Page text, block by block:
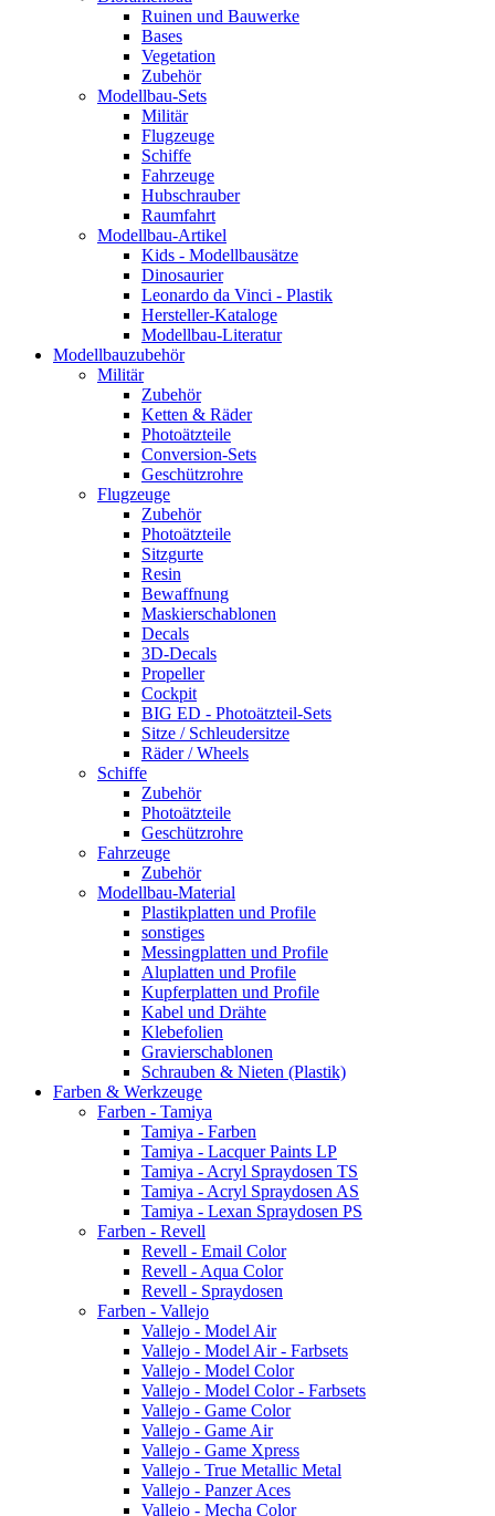
Ruinen und Bauwerke
Bases
Vegetation
Zubehör
Modellbau-Sets
Militär
Flugzeuge
Schiffe
Fahrzeuge
Hubschrauber
Raumfahrt
Modellbau-Artikel
Kids - Modellbausätze
Dinosaurier
Leonardo da Vinci - Plastik
Hersteller-Kataloge
Modellbau-Literatur
Modellbauzubehör
Militär
Zubehör
Ketten & Räder
Photoätzteile
Conversion-Sets
Geschützrohre
Flugzeuge
Zubehör
Photoätzteile
Sitzgurte
Resin
Bewaffnung
Maskierschablonen
Decals
3D-Decals
Propeller
Cockpit
BIG ED - Photoätzteil-Sets
Sitze / Schleudersitze
Räder / Wheels
Schiffe
Zubehör
Photoätzteile
Geschützrohre
Fahrzeuge
Zubehör
Modellbau-Material
Plastikplatten und Profile
sonstiges
Messingplatten und Profile
Aluplatten und Profile
Kupferplatten und Profile
Kabel und Drähte
Klebefolien
Gravierschablonen
Schrauben & Nieten (Plastik)
Farben & Werkzeuge
Farben - Tamiya
Tamiya - Farben
Tamiya - Lacquer Paints LP
Tamiya - Acryl Spraydosen TS
Tamiya - Acryl Spraydosen AS
Tamiya - Lexan Spraydosen PS
Farben - Revell
Revell - Email Color
Revell - Aqua Color
Revell - Spraydosen
Farben - Vallejo
Vallejo - Model Air
Vallejo - Model Air - Farbsets
Vallejo - Model Color
Vallejo - Model Color - Farbsets
Vallejo - Game Color
Vallejo - Game Air
Vallejo - Game Xpress
Vallejo - True Metallic Metal
Vallejo - Panzer Aces
Vallejo - Mecha Color